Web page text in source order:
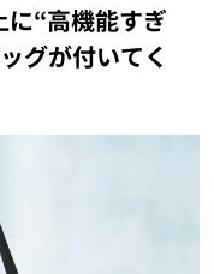
に“高機能すぎ
グが付いてく